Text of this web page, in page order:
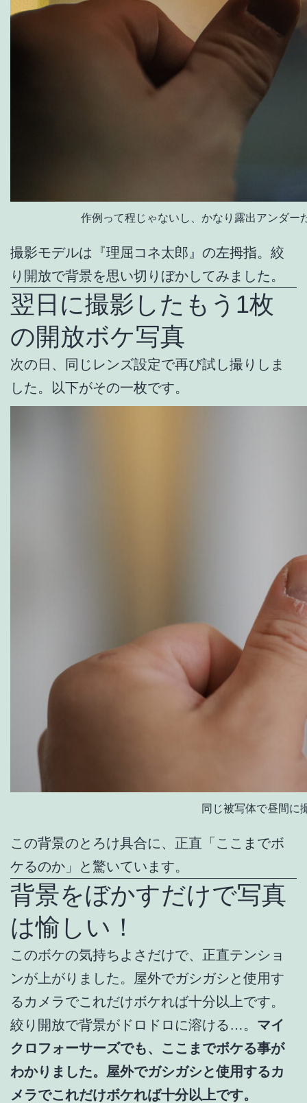
作例って程じゃないし、かなり露出アンダー
撮影モデルは『理屈コネ太郎』の左拇指。絞
り開放で背景を思い切りぼかしてみました。
翌日に撮影したもう1枚
の開放ボケ写真
次の日、同じレンズ設定で再び試し撮りしま
した。以下がその一枚です。
同じ被写体で昼間に
この背景のとろけ具合に、正直「ここまでボ
ケるのか」と驚いています。
背景をぼかすだけで写真
は愉しい！
このボケの気持ちよさだけで、正直テンショ
ンが上がりました。屋外でガシガシと使用す
るカメラでこれだけボケれば十分以上です。
絞り開放で背景がドロドロに溶ける…。 マイ
クロフォーサーズでも、ここまでボケる事が
わかりました。屋外でガシガシと使用するカ
メラでこれだけボケれば十分以上です。